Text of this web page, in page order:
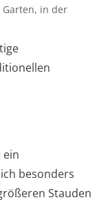
in der
ein
besonders
Stauden